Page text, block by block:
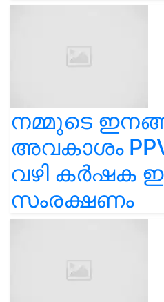
നമ്മുടെ
അവകാശം
വഴി കർഷക
സംരക്ഷണം